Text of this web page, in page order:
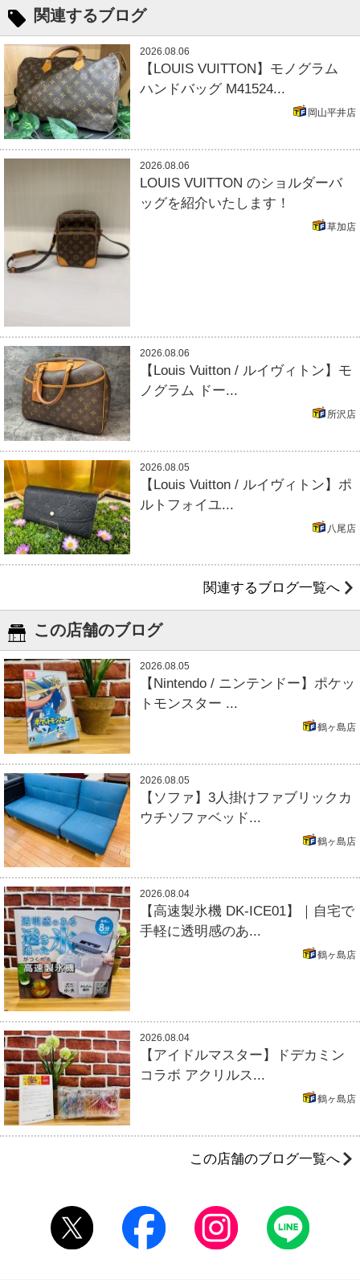
関連するブログ
2026.08.06
【LOUIS VUITTON】モノグラム
ハンドバッグ M41524...
岡山平井店
2026.08.06
LOUIS VUITTON のショルダーバ
ッグを紹介いたします！
草加店
2026.08.06
【Louis Vuitton / ルイヴィトン】モ
ノグラム ドー...
所沢店
2026.08.05
【Louis Vuitton / ルイヴィトン】ポ
ルトフォイユ...
八尾店
関連するブログ一覧へ
この店舗のブログ
2026.08.05
【Nintendo / ニンテンドー】ポケッ
トモンスター ...
鶴ヶ島店
2026.08.05
【ソファ】3人掛けファブリックカ
ウチソファベッド...
鶴ヶ島店
2026.08.04
【高速製氷機 DK-ICE01】｜自宅で
手軽に透明感のあ...
鶴ヶ島店
2026.08.04
【アイドルマスター】ドデカミン
コラボ アクリルス...
鶴ヶ島店
この店舗のブログ一覧へ